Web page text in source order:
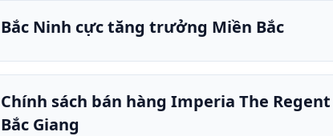
Bắc Ninh cực tăng trưởng Miền Bắc
Chính sách bán hàng Imperia The Regent
Bắc Giang